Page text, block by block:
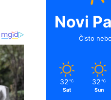
Novi
Čisto nebo
32 ℃
Sat
32 ℃
Sun